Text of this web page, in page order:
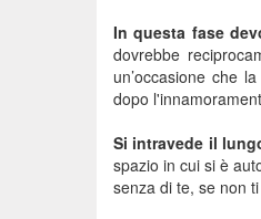
In questa fase
dovrebbe
un’occasione che
dopo
Si intravede il
spazio in cui si è
senza di te, se non